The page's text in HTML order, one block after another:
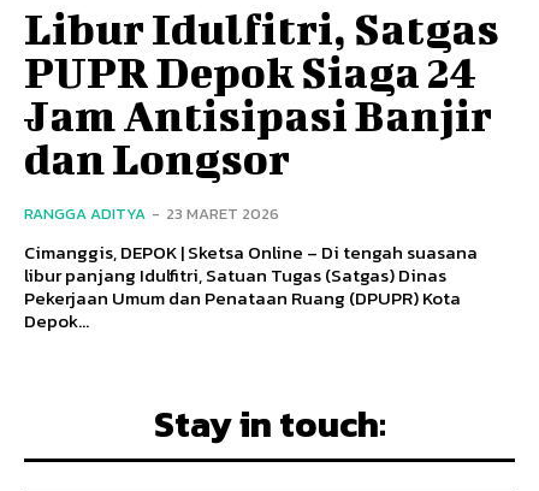
Libur Idulfitri, Satgas
PUPR Depok Siaga 24
Jam Antisipasi Banjir
dan Longsor
RANGGA ADITYA - 23 MARET 2026
Cimanggis, DEPOK | Sketsa Online – Di tengah suasana
libur panjang Idulfitri, Satuan Tugas (Satgas) Dinas
Pekerjaan Umum dan Penataan Ruang (DPUPR) Kota
Depok...
Stay in touch: